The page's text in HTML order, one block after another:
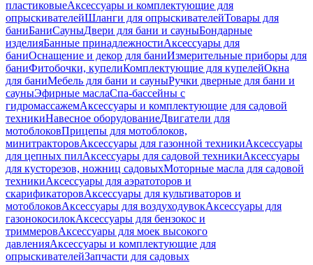
пластиковыеАксессуары и комплектующие для
опрыскивателейШланги для опрыскивателейТовары для
баниБаниСауныДвери для бани и сауныБондарные
изделияБанные принадлежностиАксессуары для
баниОснащение и декор для баниИзмерительные приборы для
баниФитобочки, купелиКомплектующие для купелейОкна
для баниМебель для бани и сауныРучки дверные для бани и
сауныЭфирные маслаСпа-бассейны с
гидромассажемАксессуары и комплектующие для садовой
техникиНавесное оборудованиеДвигатели для
мотоблоковПрицепы для мотоблоков,
минитракторовАксессуары для газонной техникиАксессуары
для цепных пилАксессуары для садовой техникиАксессуары
для кусторезов, ножниц садовыхМоторные масла для садовой
техникиАксессуары для аэратоторов и
скарификаторовАксессуары для культиваторов и
мотоблоковАксессуары для воздуходувокАксессуары для
газонокосилокАксессуары для бензокос и
триммеровАксессуары для моек высокого
давленияАксессуары и комплектующие для
опрыскивателейЗапчасти для садовых